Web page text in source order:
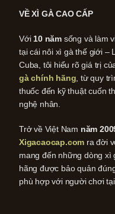
VỀ XÌ GÀ CAO CẤP
Với10 năm sống và làm
tại cái nôi xì gà thế giới –
Cuba, tôi hiểu rõ giá trị
gà chính hãng, từ quy
thuốc đến kỹ thuật cuốn
nghệ nhân.
Trở về Việt Nam năm
Xigacaocap.com ra đời
mang đến những dòng xì
hãng được bảo quản
phù hợp với người chơi tại